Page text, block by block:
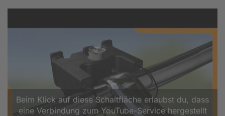
Beim Klick auf diese Schaltfläche erlaubst du, dass
eine Verbindung zum YouTube-Service hergestellt